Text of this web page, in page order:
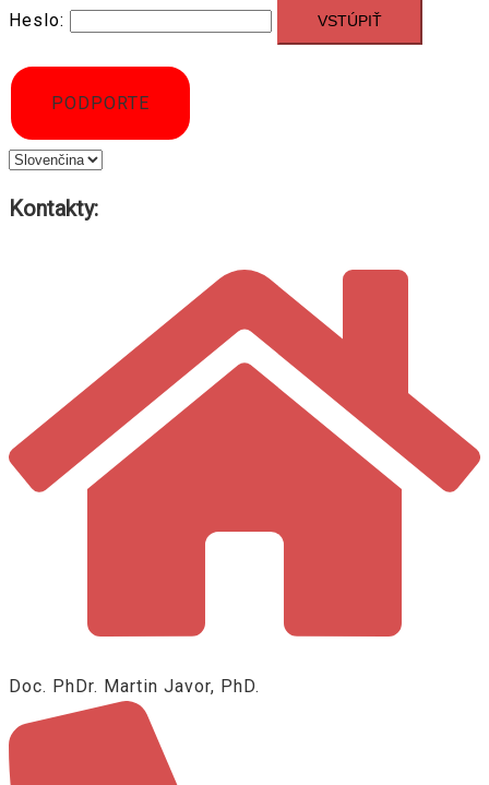
Heslo:
PODPORTE
Vyberte
Kontakty:
Doc. PhDr. Martin Javor, PhD.